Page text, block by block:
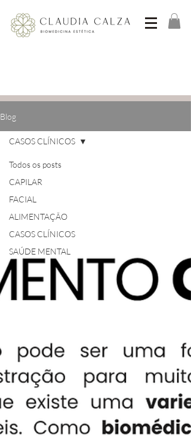
Blog
Todos os posts
CAPILAR
FACIAL
ALIMENTAÇÃO
CASOS CLÍNICOS
SAÚDE MENTAL
CASOS CLÍNICOS